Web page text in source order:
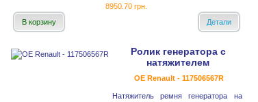
8950.70 грн.
В корзину
Детали
Ролик генератора с
натяжителем
OE Renault - 117506567R
Натяжитель ремня генератора на